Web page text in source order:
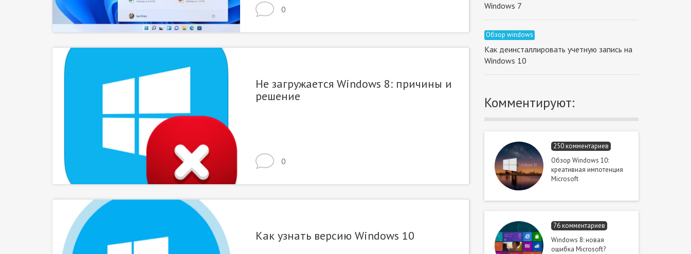
0
Не загружается Windows 8: причины и
решение
0
Как узнать версию Windows 10
Windows 7
Обзор windows
Как деинсталлировать учетную запись на
Windows 10
Комментируют:
250 комментариев
Обзор Windows 10:
креативная импотенция
Microsoft
76 комментариев
Windows 8: новая
ошибка Microsoft?